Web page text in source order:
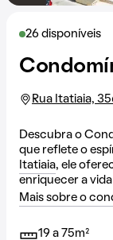
26 disponíveis
Rua Itatiaia,
Descubra o
que reflete o
Itatiaia, ele
enriquecer a
Mais sobre o
19 a 75m²